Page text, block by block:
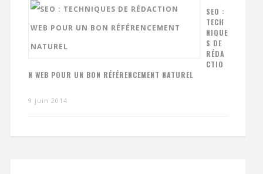
SEO :
TECH
NIQUE
S DE
RÉDA
CTIO
N WEB POUR UN BON RÉFÉRENCEMENT NATUREL
9 juin 2014